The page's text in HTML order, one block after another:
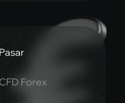
Pasar
CFD Forex